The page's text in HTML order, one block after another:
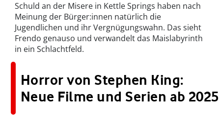
Schuld an der Misere in Kettle Springs haben nach
Meinung der Bürger:innen natürlich die
Jugendlichen und ihr Vergnügungswahn. Das sieht
Frendo genauso und verwandelt das Maislabyrinth
in ein Schlachtfeld.
Horror von Stephen King:
Neue Filme und Serien ab 2025